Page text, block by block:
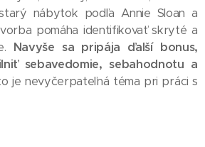
nábytok podľa Annie Sloan a
pomáha identifikovať skryté a
Navyše sa pripája ďalší bonus,
sebavedomie, sebahodnotu a
je nevyčerpateľná téma pri práci s